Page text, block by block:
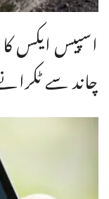
اسپیس ایکس
چاند سے